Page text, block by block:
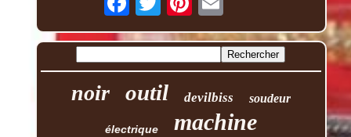
noir outil devilbiss soudeur
électrique machine